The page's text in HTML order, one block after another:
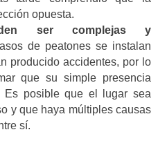
opuesta.
ser complejas y
de peatones se instalan
producido accidentes, por lo
que su simple presencia
Es posible que el lugar sea
y que haya múltiples causas
sí.